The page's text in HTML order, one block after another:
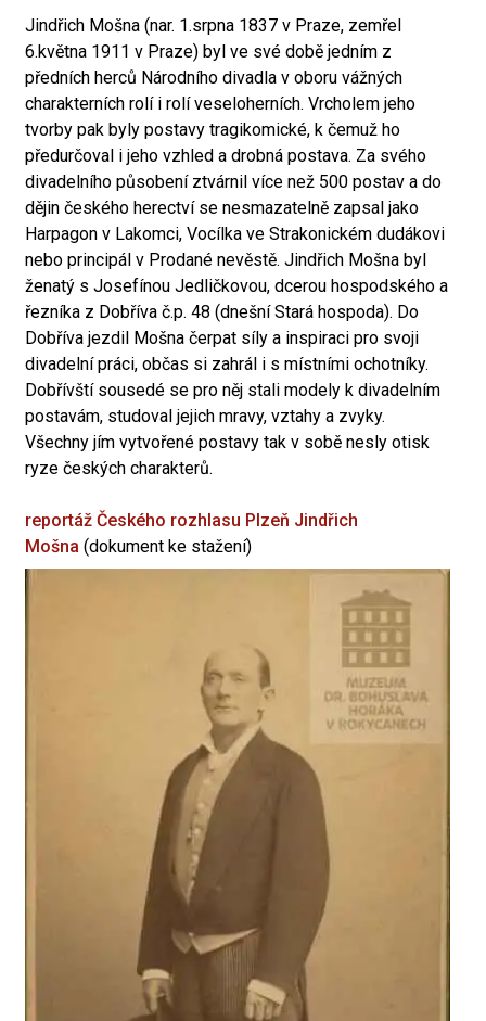
Jindřich Mošna (nar. 1.srpna 1837 v Praze, zemřel
6.května 1911 v Praze) byl ve své době jedním z
předních herců Národního divadla v oboru vážných
charakterních rolí i rolí veseloherních. Vrcholem jeho
tvorby pak byly postavy tragikomické, k čemuž ho
předurčoval i jeho vzhled a drobná postava. Za svého
divadelního působení ztvárnil více než 500 postav a do
dějin českého herectví se nesmazatelně zapsal jako
Harpagon v Lakomci, Vocílka ve Strakonickém dudákovi
nebo principál v Prodané nevěstě. Jindřich Mošna byl
ženatý s Josefínou Jedličkovou, dcerou hospodského a
řezníka z Dobříva č.p. 48 (dnešní Stará hospoda). Do
Dobříva jezdil Mošna čerpat síly a inspiraci pro svoji
divadelní práci, občas si zahrál i s místními ochotníky.
Dobřívští sousedé se pro něj stali modely k divadelním
postavám, studoval jejich mravy, vztahy a zvyky.
Všechny jím vytvořené postavy tak v sobě nesly otisk
ryze českých charakterů.
reportáž Českého rozhlasu Plzeň Jindřich
Mošna (dokument ke stažení)